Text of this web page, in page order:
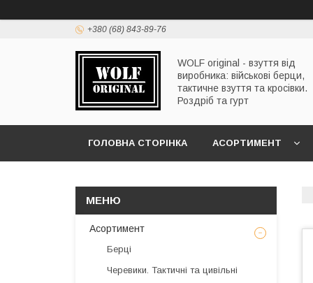
+380 (68) 843-89-76
WOLF original - взуття від
виробника: військові берци,
тактичне взуття та кросівки.
Роздріб та гурт
ГОЛОВНА СТОРІНКА АСОРТИМЕНТ
Асортимент
Берці
Черевики. Тактичні та цивільні